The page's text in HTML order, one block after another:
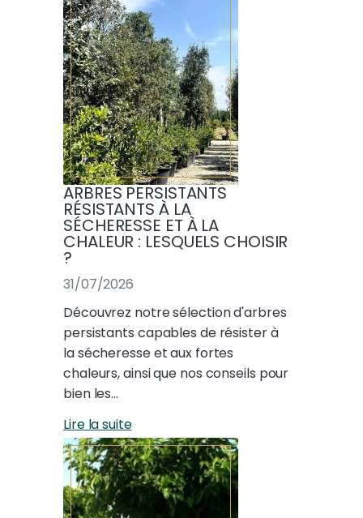
ARBRES PERSISTANTS
RÉSISTANTS À LA
SÉCHERESSE ET À LA
CHALEUR : LESQUELS CHOISIR
?
31/07/2026
Découvrez notre sélection d'arbres
persistants capables de résister à
la sécheresse et aux fortes
chaleurs, ainsi que nos conseils pour
bien les…
Lire la suite